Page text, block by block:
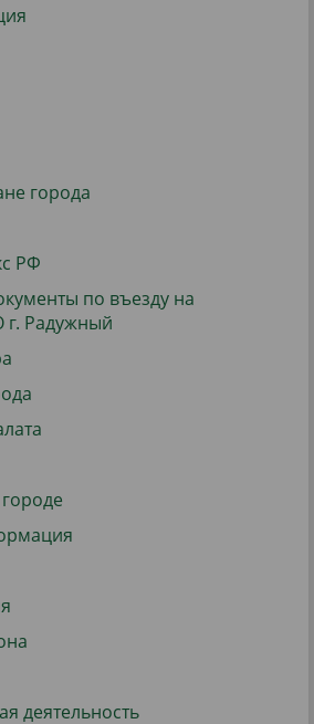
города
РФ
по въезду на
г. Радужный
деятельность